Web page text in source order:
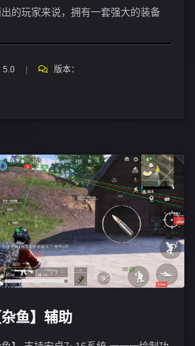
的玩家来说，拥有一套强大的装备
5.0 版本：
鱼】辅助